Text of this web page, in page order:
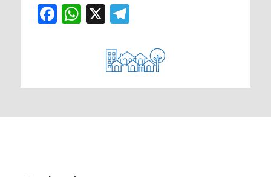
Facebook
WhatsApp
X Telegram